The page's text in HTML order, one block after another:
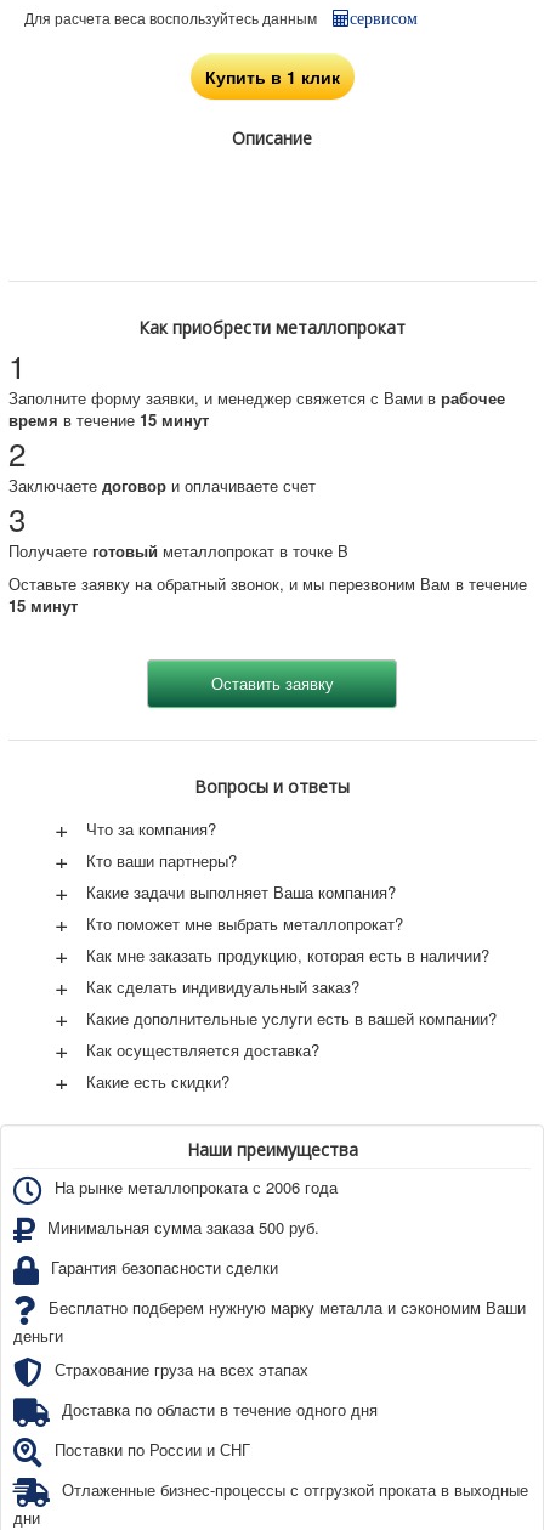
Для расчета веса воспользуйтесь данным
сервисом
Купить в 1 клик
Описание
Как приобрести металлопрокат
1
Заполните форму заявки, и менеджер свяжется с Вами в рабочее
время в течение 15 минут
2
Заключаете договори оплачиваете счет
3
Получаете готовый металлопрокат в точке B
Оставьте заявку на обратный звонок, и мы перезвоним Вам в течение
15 минут
Вопросы и ответы
+ Что за компания?
+ Кто ваши партнеры?
+ Какие задачи выполняет Ваша компания?
+ Кто поможет мне выбрать металлопрокат?
+ Как мне заказать продукцию, которая есть в наличии?
+ Как сделать индивидуальный заказ?
+ Какие дополнительные услуги есть в вашей компании?
+ Как осуществляется доставка?
+ Какие есть скидки?
Наши преимущества
На рынке металлопроката с 2006 года
Минимальная сумма заказа 500 руб.
Гарантия безопасности сделки
Бесплатно подберем нужную марку металла и сэкономим Ваши
деньги
Страхование груза на всех этапах
Доставка по области в течение одного дня
Поставки по России и СНГ
Отлаженные бизнес-процессы с отгрузкой проката в выходные
дни